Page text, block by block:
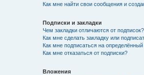
Как мне найти свои сообщения и
Подписки и закладки
Чем закладки отличаются от подписок?
Как мне сделать закладку или
Как мне подписаться на
Как мне отказаться от подписки?
Вложения